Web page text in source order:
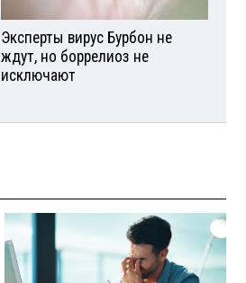
Эксперты вирус Бурбон не
ждут, но боррелиоз не
исключают